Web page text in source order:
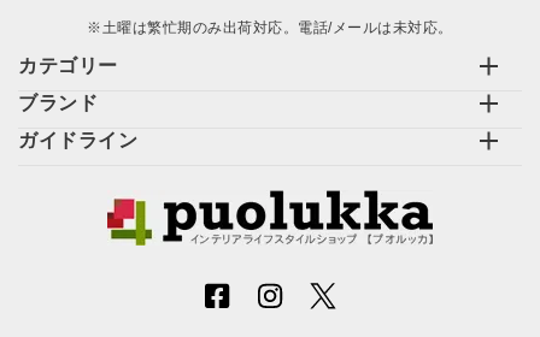
カテゴリー
ブランド
ガイドライン
※土曜は繁忙期のみ出荷対応。電話/メールは未対応。